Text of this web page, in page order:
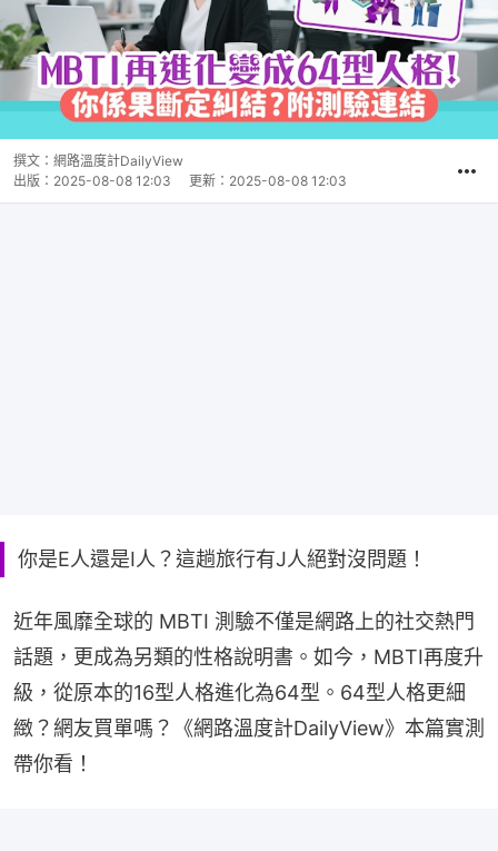
撰文： 網路溫度計DailyView
出版： 2025-08-08 12:03 更新： 2025-08-08 12:03
你是E人還是I人？這趟旅行有J人絕對沒問題！
近年風靡全球的 MBTI 測驗不僅是網路上的社交熱門
話題，更成為另類的性格說明書。如今，MBTI再度升
級，從原本的16型人格進化為64型。64型人格更細
緻？網友買單嗎？《網路溫度計DailyView》本篇實測
帶你看！